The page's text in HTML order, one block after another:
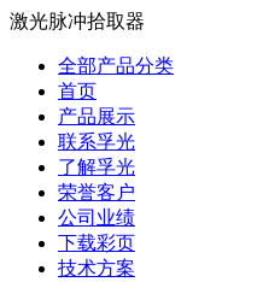
激光脉冲拾取器
全部产品分类
首页
产品展示
联系孚光
了解孚光
荣誉客户
公司业绩
下载彩页
技术方案